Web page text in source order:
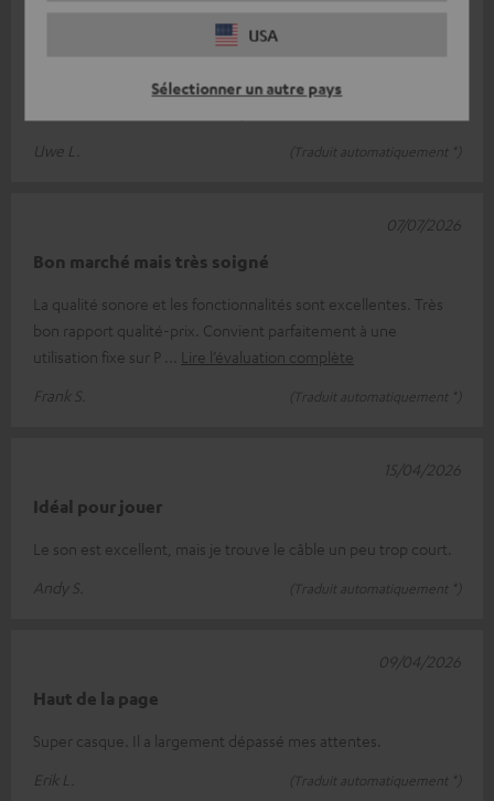
USA
Sélectionner un autre pays
dont il est emballé, tout est parfait ! On ne le voit peut-être pas
Uwe L.
(Traduit automatiquement *)
Bon marché mais très soigné
La qualité sonore et les fonctionnalités sont excellentes. Très
bon rapport qualité-prix. Convient parfaitement à une
utilisation fixe sur P
Lire l’évaluation complète
Frank S.
(Traduit automatiquement *)
07/07/2026
Idéal pour jouer
Le son est excellent, mais je trouve le câble un peu trop court.
Andy S.
(Traduit automatiquement *)
15/04/2026
Haut de la page
Super casque. Il a largement dépassé mes attentes.
Erik L.
(Traduit automatiquement *)
09/04/2026